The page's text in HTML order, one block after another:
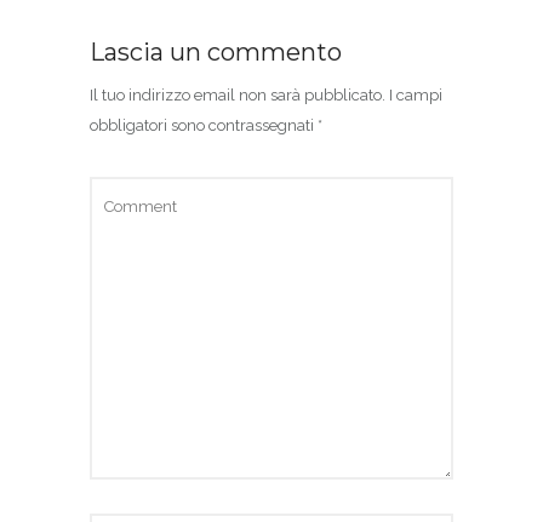
Lascia un commento
Il tuo indirizzo email non sarà pubblicato. I campi
obbligatori sono contrassegnati *